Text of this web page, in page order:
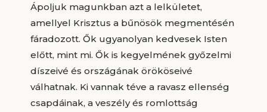
Ápoljuk magunkban azt a lelkületet,
amellyel Krisztus a bűnösök megmentésén
fáradozott. Ők ugyanolyan kedvesek Isten
előtt, mint mi. Ők is kegyelmének győzelmi
díszeivé és országának örököseivé
válhatnak. Ki vannak téve a ravasz ellenség
csapdáinak, a veszély és romlottság